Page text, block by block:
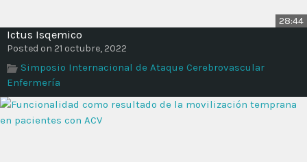
28:44
Ictus Isqemico
Posted on 21 octubre, 2022
Simposio Internacional de Ataque Cerebrovascular
Enfermería